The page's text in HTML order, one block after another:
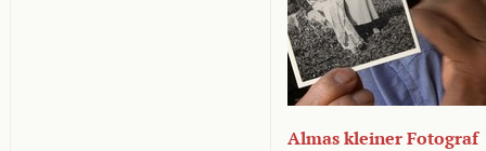
Almas kleiner Fotograf